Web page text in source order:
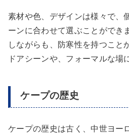
素材や色、デザインは様々で、
ーンに合わせて選ぶことができ
しながらも、防寒性を持つこと
ドアシーンや、フォーマルな場
ケープの歴史
ケープの歴史は古く、中世ヨー